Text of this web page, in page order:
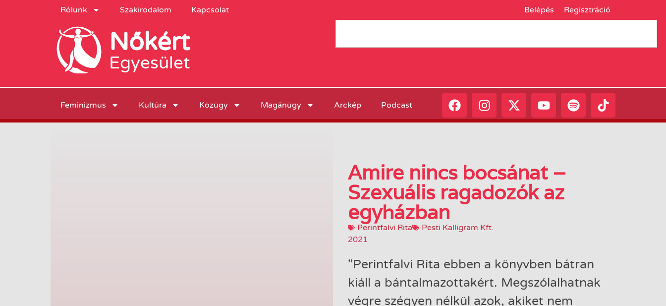
Rólunk Szakirodalom Kapcsolat Belépés Regisztráció
Nőkért
Egyesület
Feminizmus Kultúra Közügy Magánügy Arckép Podcast
Amire nincs bocsánat –
Szexuális ragadozók az
egyházban
Perintfalvi Rita
Pesti Kalligram Kft.
2021
"Perintfalvi Rita ebben a könyvben bátran
kiáll a bántalmazottakért. Megszólalhatnak
végre szégyen nélkül azok, akiket nem